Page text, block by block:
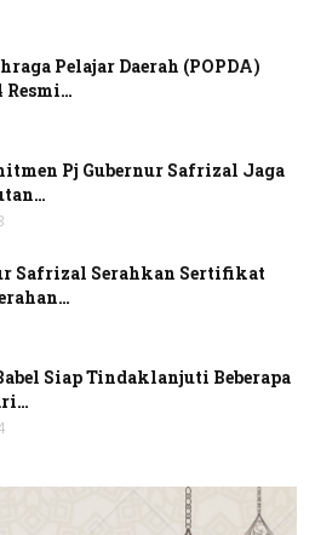
Pelajar Daerah (POPDA)
Resmi…
Pj Gubernur Safrizal Jaga
Safrizal Serahkan Sertifikat
Siap Tindaklanjuti Beberapa